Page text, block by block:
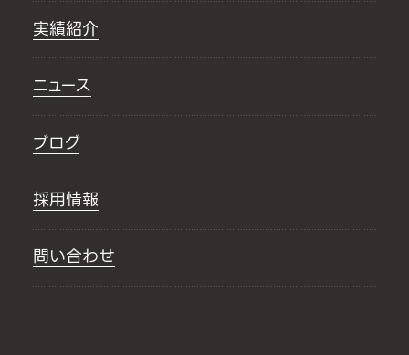
実績紹介
ニュース
ブログ
採用情報
問い合わせ